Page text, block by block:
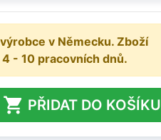
v Německu. Zboží
- 10 pracovních dnů.
 PŘIDAT DO KOŠÍKU